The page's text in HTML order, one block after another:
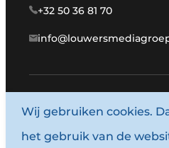
+32 50 36 81 70
© 1987 - 2026
Wij gebruiken cookies.
het gebruik van de